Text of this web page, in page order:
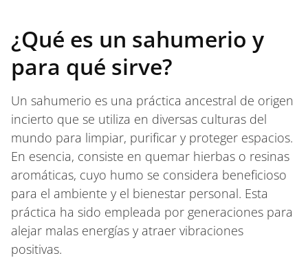
¿Qué es un sahumerio y
para qué sirve?
Un sahumerio es una práctica ancestral de origen
incierto que se utiliza en diversas culturas del
mundo para limpiar, purificar y proteger espacios.
En esencia, consiste en quemar hierbas o resinas
aromáticas, cuyo humo se considera beneficioso
para el ambiente y el bienestar personal. Esta
práctica ha sido empleada por generaciones para
alejar malas energías y atraer vibraciones
positivas.